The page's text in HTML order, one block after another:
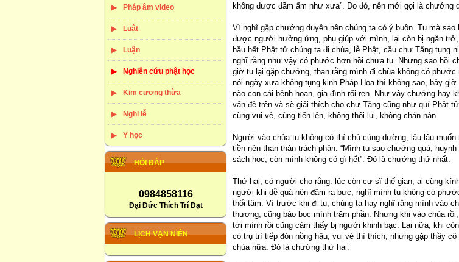
Pháp âm video
Luật
Luận
Nghiên cứu phật học
Kim cương thừa
Nghi lễ
Y học
HỎI ĐÁP
0984858116
Đại Đức Thích Trí Đạt
LỊCH VẠN NIÊN
không được đầm ấm như xưa”. Do đó, nên mới gọi là chướng
Vì nghĩ gặp chướng duyên nên chúng ta có ý buồn. Tu mà
được người hưởng ứng, phụ giúp với mình, lại còn bị ngăn
hầu hết Phật tử chúng ta đi chùa, lễ Phật, cầu chư Tăng tụng
nghĩ rằng như vậy có phước hơn hồi chưa tu. Nhưng sao hồi
giờ tu lại gặp chướng, than rằng mình đi chùa không có
nói ngày xưa không tụng kinh Pháp Hoa thì không sao, bây giờ
nào con cái bệnh hoạn, gia đình rối ren. Như vậy chướng hay
vấn đề trên và sẽ giải thích cho chư Tăng cũng như quí Phật
cũng vui vẻ, cũng tiến lên, không thối lui, không chán nản.
Người vào chùa tu không có thí chủ cúng dường, lâu lâu
tiền nên than thân trách phận: “Mình tu sao chướng quá,
sách học, còn mình không có gì hết”. Đó là chướng thứ nhất.
Thứ hai, có người cho rằng: lúc còn cư sĩ thế gian, ai cũng
người khi dễ quá nên đâm ra bực, nghĩ mình tu không có
thối tâm. Vì trước khi đi tu, chúng ta hay nghĩ rằng mình vào
thương, cũng bảo bọc mình trăm phần. Nhưng khi vào chùa
tới mình rồi cũng cảm thấy bị người khinh bạc. Lại nữa, khi
có trụ trì tiếp đón nồng hậu, vui vẻ thì thích; nhưng gặp thầy
chùa nữa. Đó là chướng thứ hai.